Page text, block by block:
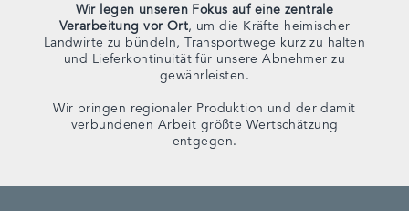
Wir legen unseren Fokus auf eine zentrale
Verarbeitung vor Ort, um die Kräfte heimischer
Landwirte zu bündeln, Transportwege kurz zu halten
und Lieferkontinuität für unsere Abnehmer zu
gewährleisten.
Wir bringen regionaler Produktion und der damit
verbundenen Arbeit größte Wertschätzung
entgegen.